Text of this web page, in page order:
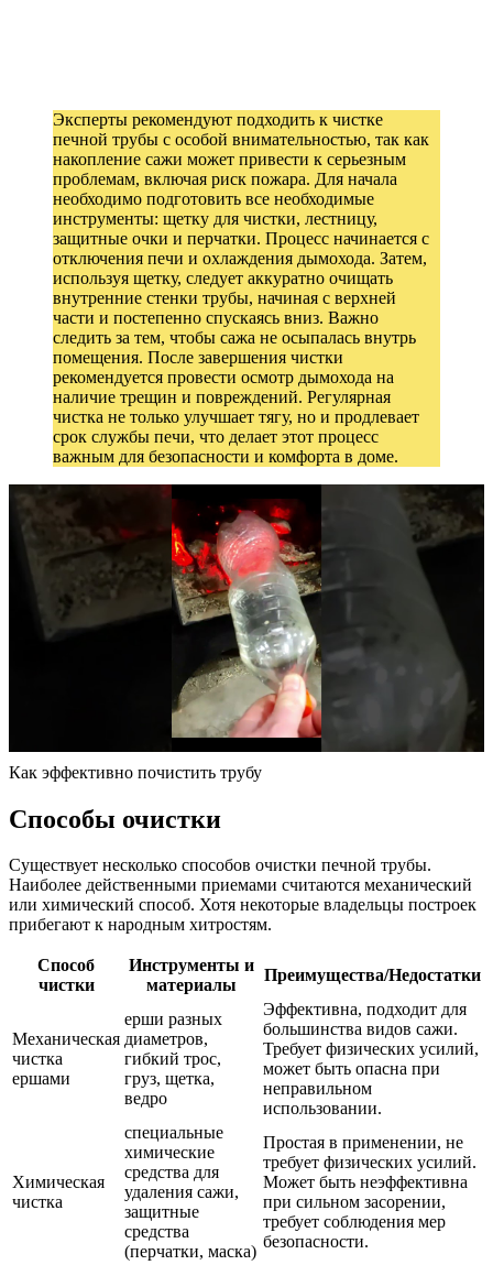
Эксперты рекомендуют подходить к чистке
печной трубы с особой внимательностью, так как
накопление сажи может привести к серьезным
проблемам, включая риск пожара. Для начала
необходимо подготовить все необходимые
инструменты: щетку для чистки, лестницу,
защитные очки и перчатки. Процесс начинается с
отключения печи и охлаждения дымохода. Затем,
используя щетку, следует аккуратно очищать
внутренние стенки трубы, начиная с верхней
части и постепенно спускаясь вниз. Важно
следить за тем, чтобы сажа не осыпалась внутрь
помещения. После завершения чистки
рекомендуется провести осмотр дымохода на
наличие трещин и повреждений. Регулярная
чистка не только улучшает тягу, но и продлевает
срок службы печи, что делает этот процесс
важным для безопасности и комфорта в доме.
Как эффективно почистить трубу
Способы очистки
Существует несколько способов очистки печной трубы.
Наиболее действенными приемами считаются механический
или химический способ. Хотя некоторые владельцы построек
прибегают к народным хитростям.
Способ
чистки
Инструменты и
материалы
Преимущества/Недостатки
Механическая
чистка
ершами
ерши разных
диаметров,
гибкий трос,
груз, щетка,
ведро
Эффективна, подходит для
большинства видов сажи.
Требует физических усилий,
может быть опасна при
неправильном
использовании.
Химическая
чистка
специальные
химические
средства для
удаления сажи,
защитные
средства
(перчатки, маска)
Простая в применении, не
требует физических усилий.
Может быть неэффективна
при сильном засорении,
требует соблюдения мер
безопасности.